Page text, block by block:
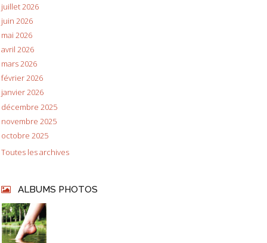
juillet 2026
juin 2026
mai 2026
avril 2026
mars 2026
février 2026
janvier 2026
décembre 2025
novembre 2025
octobre 2025
Toutes les archives
ALBUMS PHOTOS